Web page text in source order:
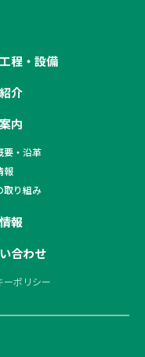
程・設備
介
内
要・沿革
報
取り組み
報
合わせ
ーポリシー